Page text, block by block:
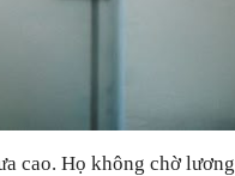
cao. Họ không chờ lương